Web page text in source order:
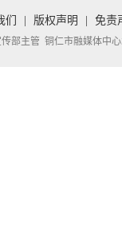
们 版权声明 免责
部主管 铜仁市融媒体中心